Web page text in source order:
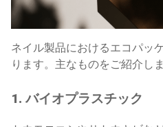
ネイル製品におけるエコパッ
ります。主なものをご紹介しま
1. バイオプラスチック